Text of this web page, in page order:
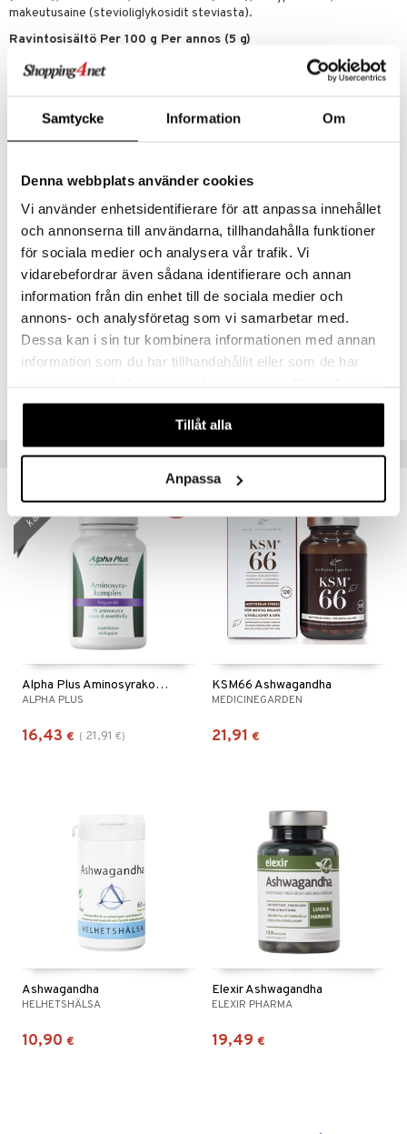
Samtycke Information Om
Denna webbplats använder cookies
Vi använder enhetsidentifierare för att anpassa innehållet
och annonserna till användarna, tillhandahålla funktioner
för sociala medier och analysera vår trafik. Vi
vidarebefordrar även sådana identifierare och annan
information från din enhet till de sociala medier och
annons- och analysföretag som vi samarbetar med.
Dessa kan i sin tur kombinera informationen med annan
information som du har tillhandahållit eller som de har
våra cookies vid fortsatt användande av vår webbplats.
Tillåt alla
Anpassa
makeutusaine (stevioliglykosidit steviasta).
Ravintosisältö Per 100 g Per annos (5 g)
1459 kJ/343 kcal
Rasva
Kuidut
- josta L-valiini
- josta L-isoleusiini
10,4 g
- josta L-lysiini
8,3 g
- josta L-fenyylialaniini
7,5 g
- josta L-treoniini
7,1 g
- josta L-histidiini
4,2 g
- josta L-metioniini
1,3 g
- josta L-tryptofaani
0,8 g
Suola
0,83 g
Suositut tuotteet
Alpha Plus Aminosyrakomplex
ALPHA PLUS
16,43 € ( 21,91 €)
kampanja -25%
KSM66 Ashwagandha
MEDICINEGARDEN
21,91 €
Ashwagandha
HELHETSHÄLSA
10,90 €
Elexir Ashwagandha
ELEXIR PHARMA
19,49 €